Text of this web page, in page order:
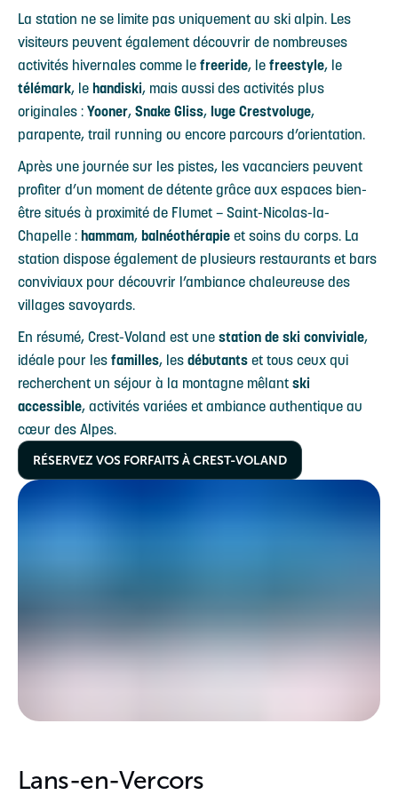
La station ne se limite pas uniquement au ski alpin. Les
visiteurs peuvent également découvrir de nombreuses
activités hivernales comme le freeride, le freestyle, le
télémark, le handiski, mais aussi des activités plus
originales : Yooner, Snake Gliss, luge Crestvoluge,
parapente, trail running ou encore parcours d’orientation.
Après une journée sur les pistes, les vacanciers peuvent
profiter d’un moment de détente grâce aux espaces bien-
être situés à proximité de Flumet – Saint-Nicolas-la-
Chapelle : hammam, balnéothérapie et soins du corps. La
station dispose également de plusieurs restaurants et bars
conviviaux pour découvrir l’ambiance chaleureuse des
villages savoyards.
En résumé, Crest-Voland est une station de ski conviviale,
idéale pour les familles, les débutants et tous ceux qui
recherchent un séjour à la montagne mêlant ski
accessible, activités variées et ambiance authentique au
cœur des Alpes.
RÉSERVEZ VOS FORFAITS À CREST-VOLAND
Lans-en-Vercors